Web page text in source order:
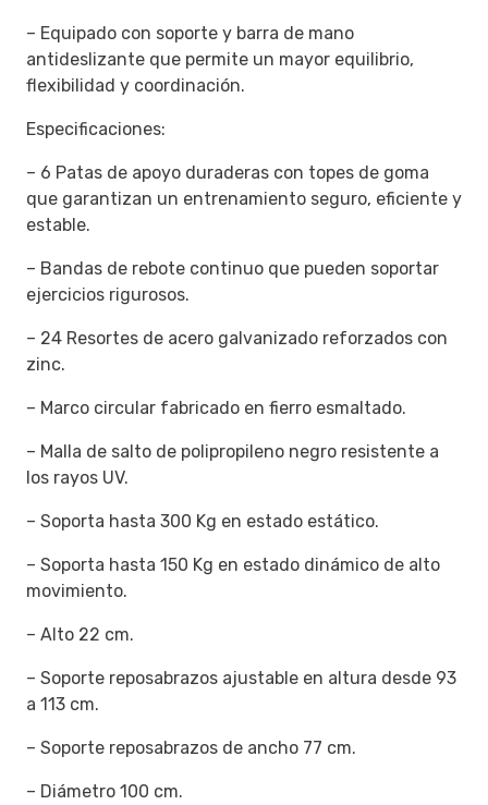
– Equipado con soporte y barra de mano
antideslizante que permite un mayor equilibrio,
flexibilidad y coordinación.
Especificaciones:
– 6 Patas de apoyo duraderas con topes de goma
que garantizan un entrenamiento seguro, eficiente y
estable.
– Bandas de rebote continuo que pueden soportar
ejercicios rigurosos.
– 24 Resortes de acero galvanizado reforzados con
zinc.
– Marco circular fabricado en fierro esmaltado.
– Malla de salto de polipropileno negro resistente a
los rayos UV.
– Soporta hasta 300 Kg en estado estático.
– Soporta hasta 150 Kg en estado dinámico de alto
movimiento.
– Alto 22 cm.
– Soporte reposabrazos ajustable en altura desde 93
a 113 cm.
– Soporte reposabrazos de ancho 77 cm.
– Diámetro 100 cm.